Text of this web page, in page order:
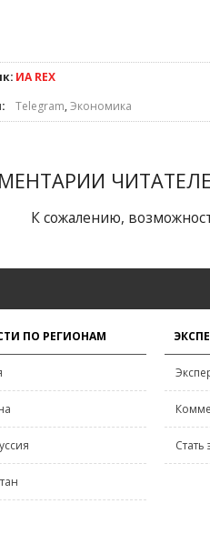
ИА REX
Telegram, Экономика
К сожалению,
ПО РЕГИОНАМ
Стать